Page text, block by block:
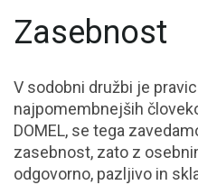
Zasebnost
V sodobni družbi je
najpomembnejših
DOMEL, se tega
zasebnost, zato z
odgovorno, pazljivo in